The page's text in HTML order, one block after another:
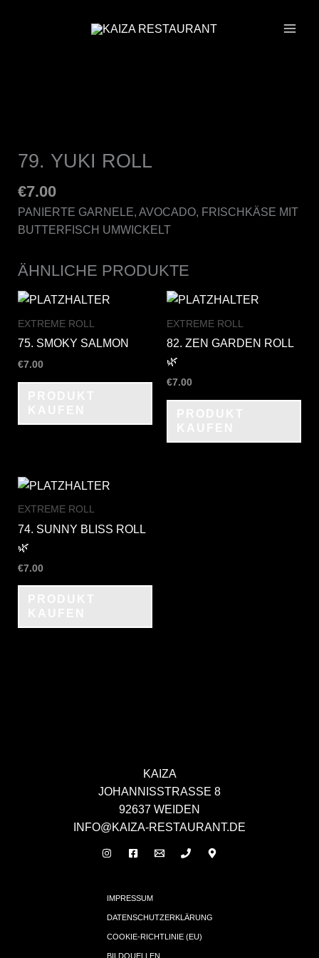
79. YUKI ROLL
€7.00
PANIERTE GARNELE, AVOCADO, FRISCHKÄSE MIT
BUTTERFISCH UMWICKELT
ÄHNLICHE PRODUKTE
EXTREME ROLL
75. SMOKY SALMON
€7.00
EXTREME ROLL
82. ZEN GARDEN ROLL
🌿
€7.00
EXTREME ROLL
74. SUNNY BLISS ROLL
🌿
€7.00
KAIZA
JOHANNISSTRASSE 8
92637 WEIDEN
INFO@KAIZA-RESTAURANT.DE
IMPRESSUM
DATENSCHUTZERKLÄRUNG
COOKIE-RICHTLINIE (EU)
BILDQUELLEN